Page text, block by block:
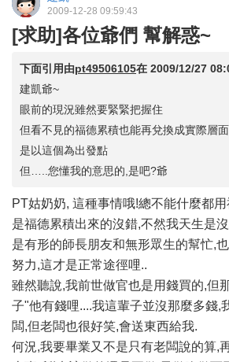
2009-12-28 09:59:43
[求助]各位爺們 幫解惑~
下面引用由pt49506105在 2009/12/27
建凱爺~
眼前的現況雖然要緊緊把握住
但看不見的福德累積也能再兌換成實際層
是以這個為出發點
但…..您懂我的意思的,是吧?爺
PT姑奶奶, 這種事情哦!總不能什麼都
是福德累積出來的沒錯,不然我天生是
是有形的師長朋友和無形眾生的幫忙,
努力,這才是正常途徑哩..
雖然聽說,我前世做官也是用錢買的,但
子"他有錢哩....我這輩子並沒那麼多錢,
闆,但老闆也很好笑,會送東西給我.
何況,我要畢業又不是只有老闆說的算,